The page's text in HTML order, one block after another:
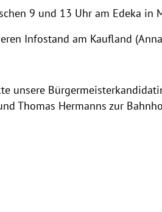
9 und 13 Uhr am Edeka in
Infostand am Kaufland
unsere
Thomas Hermanns zur